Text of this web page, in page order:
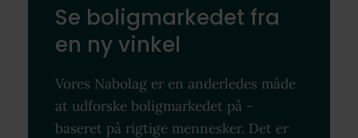
Se boligmarkedet fra
en ny vinkel
Vores Nabolag er en anderledes måde
at udforske boligmarkedet på -
baseret på rigtige mennesker. Det er